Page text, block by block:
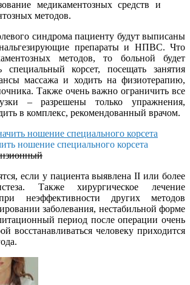
медикаментозных средств и
методов.
синдрома пациенту будут выписаны
препараты и НПВС. Что
методов, то больной будет
корсет, посещать занятия
массажа и ходить на физиотерапию,
Также очень важно ограничить все
– разрешены только упражнения,
в комплекс, рекомендованный врачом.
ношение специального корсета
если у пациента выявлена II или более
Также хирургическое лечение
при неэффективности других методов
заболевания, нестабильной форме
период после операции очень
восстанавливаться человеку приходится